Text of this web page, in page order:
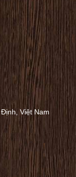
Việt Nam